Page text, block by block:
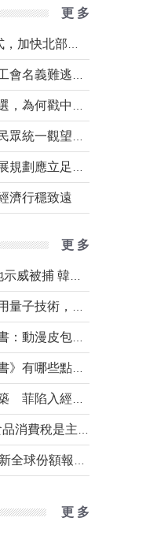
更 多
濟行穩致遠
更 多
更 多